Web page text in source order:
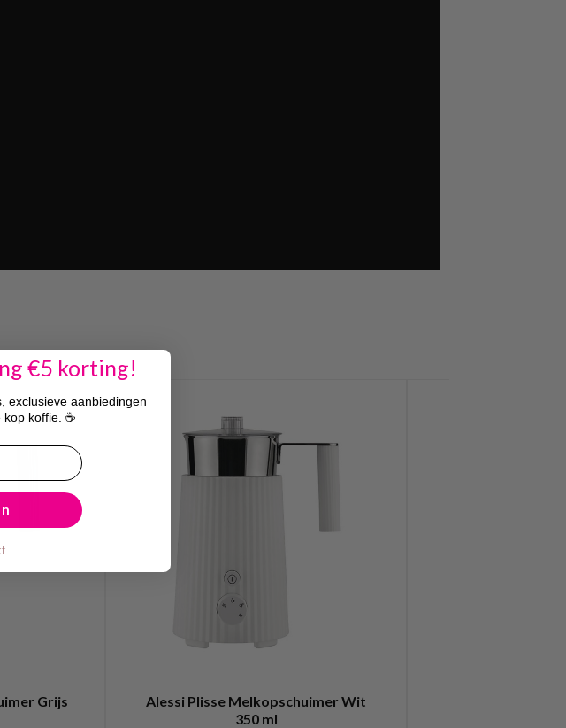
Grijs
Alessi Plisse Melkopschuimer Wit
350 ml
€5 korting!
exclusieve aanbiedingen
koffie. ☕